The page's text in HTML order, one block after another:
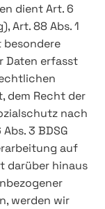
dient Art. 6
Art. 88 Abs. 1
besondere
Daten erfasst
dem Recht der
nach
3 BDSG
auf
darüber hinaus
werden wir